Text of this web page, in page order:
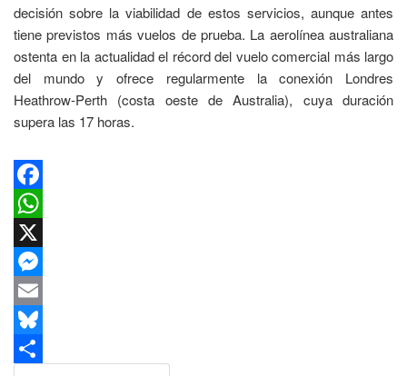
decisión sobre la viabilidad de estos servicios, aunque antes
tiene previstos más vuelos de prueba. La aerolínea australiana
ostenta en la actualidad el récord del vuelo comercial más largo
del mundo y ofrece regularmente la conexión Londres
Heathrow-Perth (costa oeste de Australia), cuya duración
supera las 17 horas.
Facebook
WhatsApp
X
Messenger
Email
Bluesky